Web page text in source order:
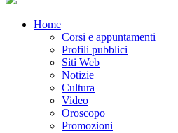
Home
Corsi e appuntamenti
Profili pubblici
Siti Web
Notizie
Cultura
Video
Oroscopo
Promozioni